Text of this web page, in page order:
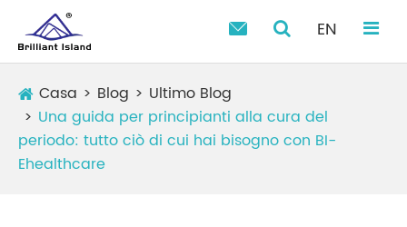
 EN
Casa Blog
Ultimo Blog
Una guida per principianti alla cura del
periodo: tutto ciò di cui hai bisogno con BI-
Ehealthcare